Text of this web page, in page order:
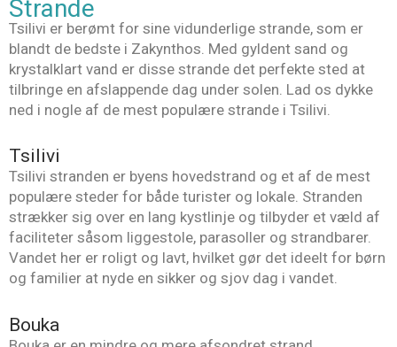
Strande
Tsilivi er berømt for sine vidunderlige strande, som er
blandt de bedste i Zakynthos. Med gyldent sand og
krystalklart vand er disse strande det perfekte sted at
tilbringe en afslappende dag under solen. Lad os dykke
ned i nogle af de mest populære strande i Tsilivi.
Tsilivi
Tsilivi stranden er byens hovedstrand og et af de mest
populære steder for både turister og lokale. Stranden
strækker sig over en lang kystlinje og tilbyder et væld af
faciliteter såsom liggestole, parasoller og strandbarer.
Vandet her er roligt og lavt, hvilket gør det ideelt for børn
og familier at nyde en sikker og sjov dag i vandet.
Bouka